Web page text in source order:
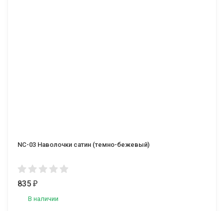
NC-03 Наволочки сатин (темно-бежевый)
835₽
В наличии